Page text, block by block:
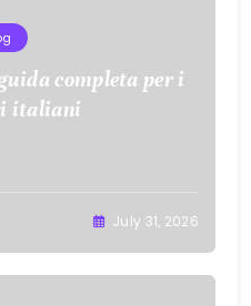
completa per i
italiani
July 31, 2026